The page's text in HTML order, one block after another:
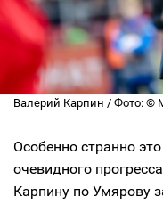
Валерий Карпин / Фото:
Особенно странно
очевидного
Карпину по Умярову